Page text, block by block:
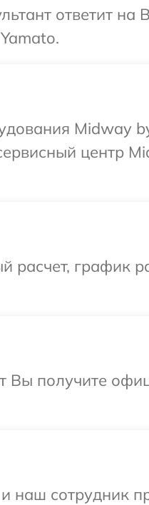
ответит на
Midway
центр
расчет, график
Вы получите
наш сотрудник